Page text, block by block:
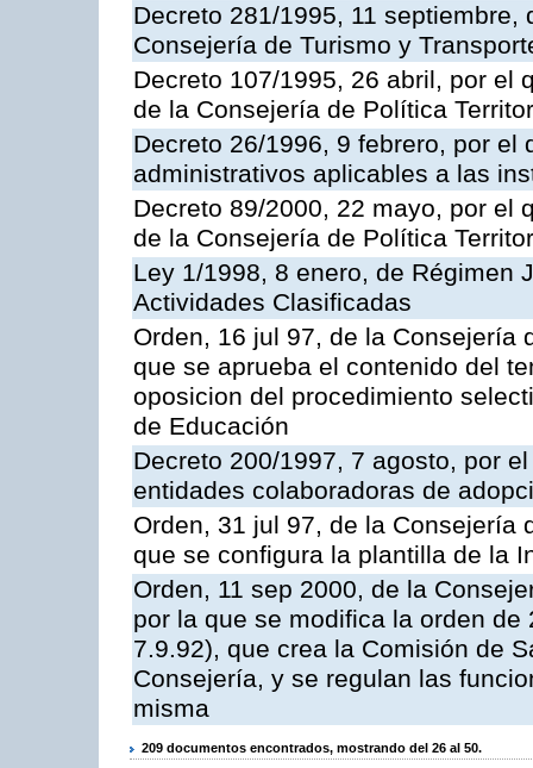
Decreto 281/1995, 11
Consejería de Turismo y
Decreto 107/1995, 26 abril, por el
de la Consejería de Política
Decreto 26/1996, 9 febrero, por
administrativos aplicables a las
Decreto 89/2000, 22 mayo, por el
de la Consejería de Política
Ley 1/1998, 8 enero, de Régimen
Actividades Clasificadas
Orden, 16 jul 97, de la Consejería
que se aprueba el contenido del
oposicion del procedimiento
de Educación
Decreto 200/1997, 7 agosto, por
entidades colaboradoras de
Orden, 31 jul 97, de la Consejería
que se configura la plantilla de la
Orden, 11 sep 2000, de la
por la que se modifica la orden
7.9.92), que crea la Comisión de
Consejería, y se regulan las
misma
209 documentos encontrados, mostrando del 26 al 50.